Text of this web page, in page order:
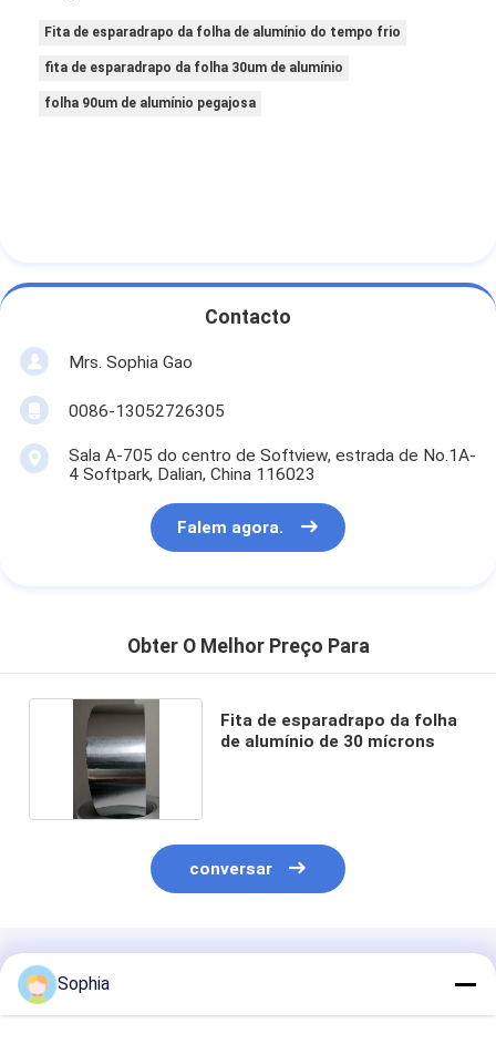
Fita de esparadrapo da folha de alumínio do tempo frio
fita de esparadrapo da folha 30um de alumínio
folha 90um de alumínio pegajosa
Contacto
Mrs. Sophia Gao
0086-13052726305
Sala A-705 do centro de Softview, estrada de No.1A-
4 Softpark, Dalian, China 116023
Falem agora.
Obter O Melhor Preço Para
Fita de esparadrapo da folha
de alumínio de 30 mícrons
conversar
Produtos Recomendados
Sophia